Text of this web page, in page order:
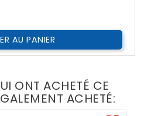
AU PANIER
ONT ACHETÉ CE
ACHETÉ: